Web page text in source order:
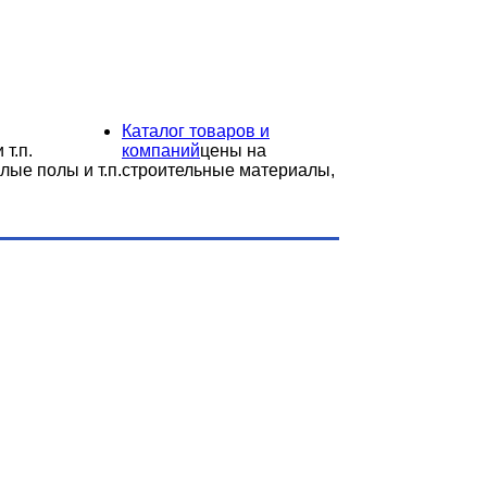
т.п.
полы и т.п.
Каталог товаров и
компанийцены на
строительные материалы,